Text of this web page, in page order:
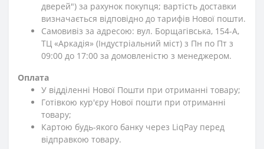
дверей") за рахунок покупця; вартість доставки
визначається відповідно до тарифів Нової пошти.
Самовивіз за адресою: вул. Борщагівська, 154-А,
ТЦ «Аркадія» (Індустріальний міст) з Пн по Пт з
09:00 до 17:00 за домовленістю з менеджером.
Оплата
У відділенні Нової Пошти при отриманні товару;
Готівкою кур'єру Нової пошти при отриманні
товару;
Картою будь-якого банку через LiqPay перед
відправкою товару.